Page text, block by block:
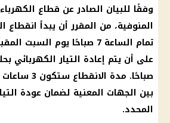
وفقًا للبيان الصادر عن قطاع الكهرباء
المنوفية، من المقرر أن يبدأ انقطاع
تمام الساعة 7 صباحًا يوم السبت المقبل 21
على أن يتم إعادة التيار الكهربائي
صباحًا. مدة الانقطاع ستكون 3 ساعات فقط، مع
بين الجهات المعنية لضمان عودة
المحدد.